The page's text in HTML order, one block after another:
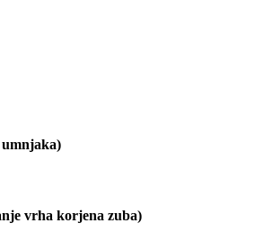
vrha korjena zuba)